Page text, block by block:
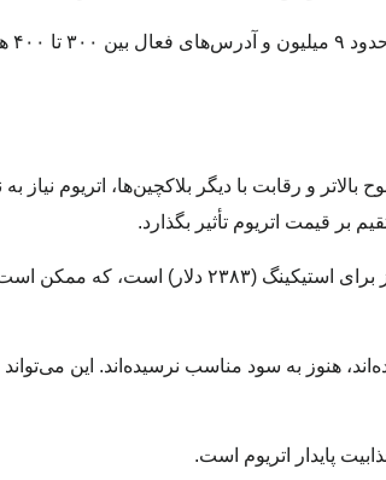
همچنین،
و رقابت با دیگر بلاکچین‌ها، اتریوم نیاز
بر قیمت اتریوم تأثیر بگذارد.
افزون بر این، میانگین قیمت تحقق‌یافته اتریوم (۲۰۹۳ دلار) کمتر از میانگین قیمت واریز برای استیکینگ (۲۳۸۳
هنوز به سود مناسب نرسیده‌اند. این
پایدار اتریوم است.